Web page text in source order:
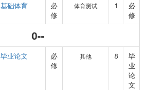
基础体育
必
修
体育测试 1
必
修
0--
毕业论文
必
修
其他 8
毕
业
论
文